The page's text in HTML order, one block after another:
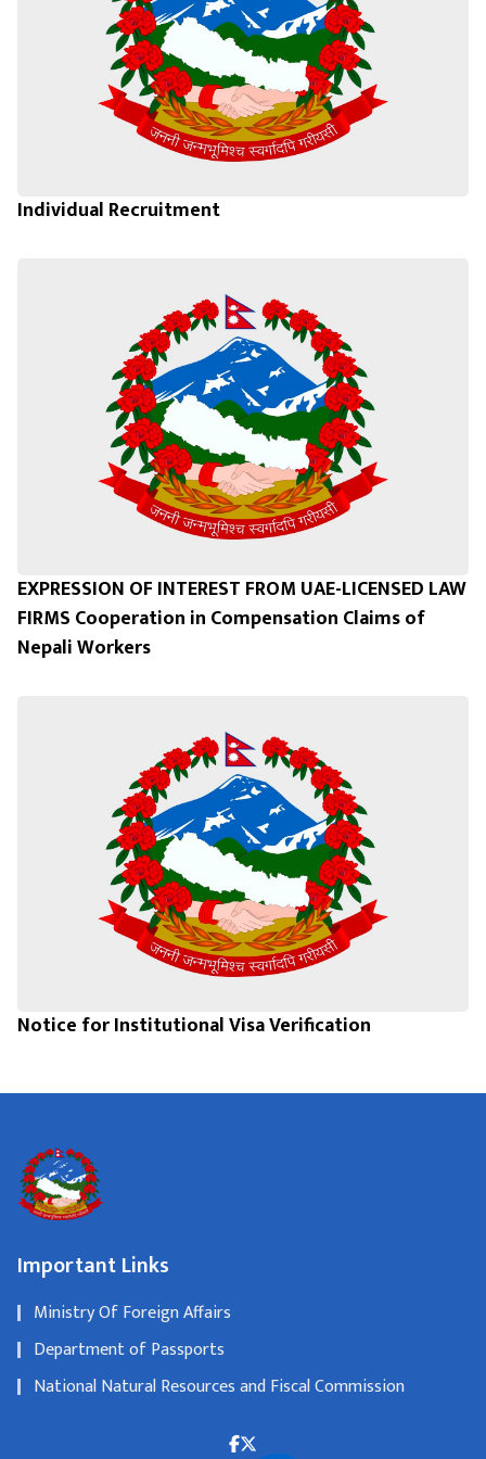
Individual Recruitment
EXPRESSION OF INTEREST FROM UAE-LICENSED LAW
FIRMS Cooperation in Compensation Claims of
Nepali Workers
Notice for Institutional Visa Verification
Important Links
Ministry Of Foreign Affairs
Department of Passports
National Natural Resources and Fiscal Commission